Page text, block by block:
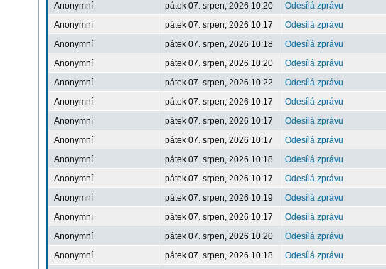
Anonymní
pátek 07. srpen, 2026 10:20
Odesílá zprávu
Anonymní
pátek 07. srpen, 2026 10:17
Odesílá zprávu
Anonymní
pátek 07. srpen, 2026 10:18
Odesílá zprávu
Anonymní
pátek 07. srpen, 2026 10:20
Odesílá zprávu
Anonymní
pátek 07. srpen, 2026 10:22
Odesílá zprávu
Anonymní
pátek 07. srpen, 2026 10:17
Odesílá zprávu
Anonymní
pátek 07. srpen, 2026 10:17
Odesílá zprávu
Anonymní
pátek 07. srpen, 2026 10:17
Odesílá zprávu
Anonymní
pátek 07. srpen, 2026 10:18
Odesílá zprávu
Anonymní
pátek 07. srpen, 2026 10:17
Odesílá zprávu
Anonymní
pátek 07. srpen, 2026 10:19
Odesílá zprávu
Anonymní
pátek 07. srpen, 2026 10:17
Odesílá zprávu
Anonymní
pátek 07. srpen, 2026 10:20
Odesílá zprávu
Anonymní
pátek 07. srpen, 2026 10:18
Odesílá zprávu